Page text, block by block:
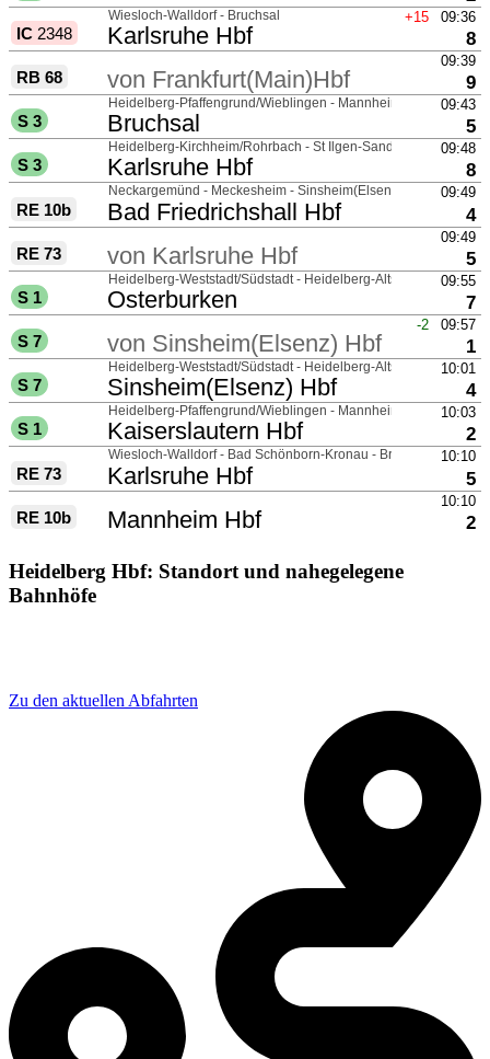
Heidelberg Hbf: Standort und nahegelegene
Bahnhöfe
Zu den aktuellen Abfahrten